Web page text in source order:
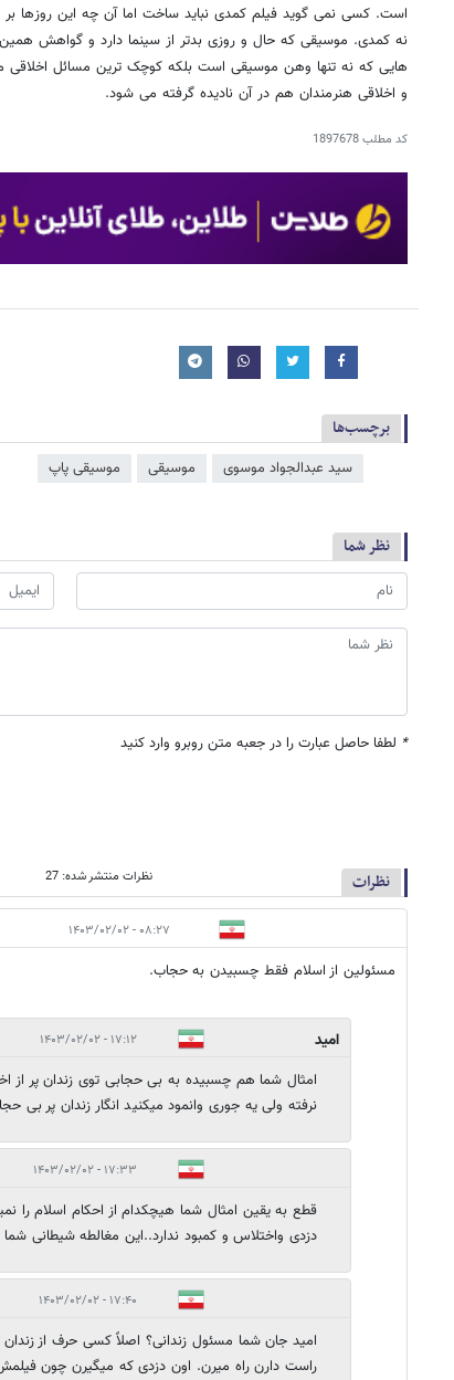
است. کسی نمی گوید فیلم کمدی نباید ساخت اما آن چه این روزها
نه کمدی. موسیقی که حال و روزی بدتر از سینما دارد و گواهش همین
هایی که نه تنها وهن موسیقی است بلکه کوچک ترین مسائل اخلاقی
و اخلاقی هنرمندان هم در آن نادیده گرفته می شود.
کد مطلب1897678
برچسب‌ها
سید عبدالجواد موسوی موسیقی موسیقی پاپ
نظر شما
* لطفا حاصل عبارت را در جعبه متن روبرو وارد کنید
نظرات نظرات منتشر شده: 27
۰۸:۲۷ - ۱۴۰۳/۰۲/۰۲
مسئولین از اسلام فقط چسبیدن به حجاب.
امید ۱۷:۱۲ - ۱۴۰۳/۰۲/۰۲
امثال شما هم چسبیده به بی حجابی توی زندان پر از
نرفته ولی یه جوری وانمود میکنید انگار زندان پر بی
۱۷:۳۳ - ۱۴۰۳/۰۲/۰۲
قطع به یقین امثال شما هیچکدام از احکام اسلام
دزدی واختلاس و کمبود ندارد..این مغالطه شیطانی
۱۷:۴۰ - ۱۴۰۳/۰۲/۰۲
امید جان شما مسئول زندانی؟ اصلاً کسی حرف از